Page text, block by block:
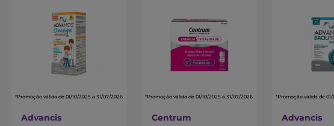
*Promoção válida de 01/10/2025 a 31/07/2026
Advancis
*Promoção válida de 01/10/2025 a 31/07/2026
Centrum
*Promoção válida de
Advancis